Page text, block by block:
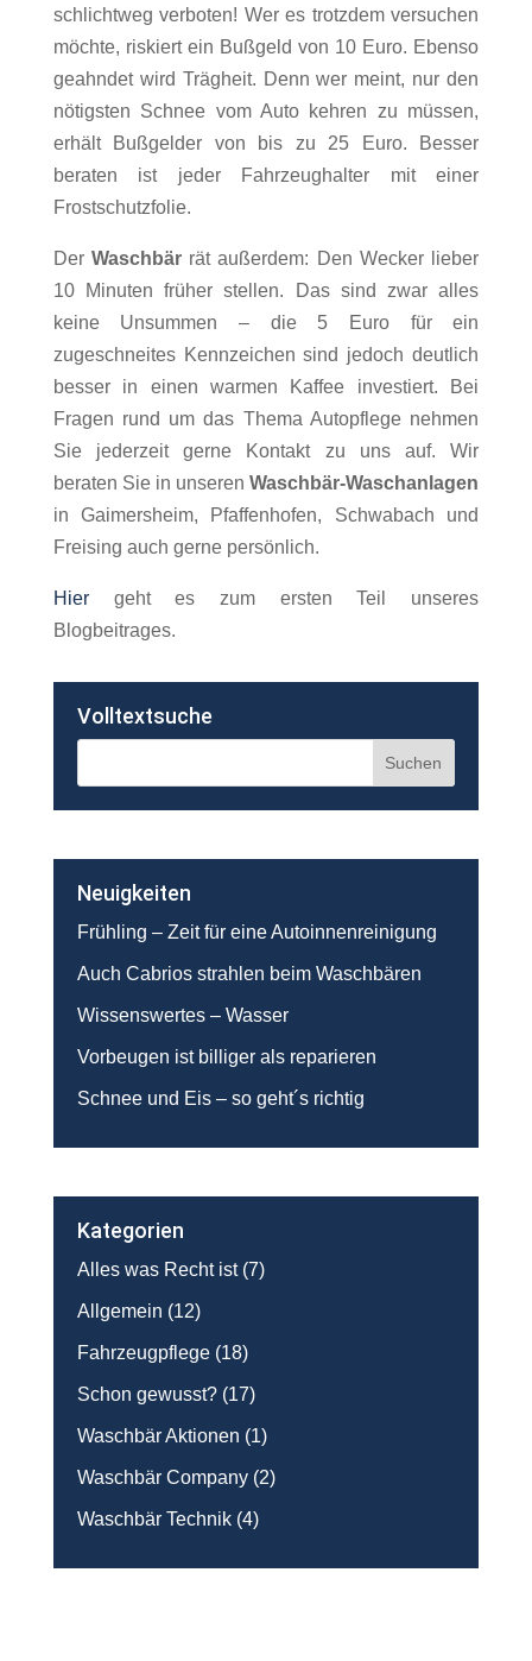
schlichtweg verboten! Wer es trotzdem versuchen
möchte, riskiert ein Bußgeld von 10 Euro. Ebenso
geahndet wird Trägheit. Denn wer meint, nur den
nötigsten Schnee vom Auto kehren zu müssen,
erhält Bußgelder von bis zu 25 Euro. Besser
beraten ist jeder Fahrzeughalter mit einer
Frostschutzfolie.
DerWaschbär rät außerdem: Den Wecker lieber
10 Minuten früher stellen. Das sind zwar alles
keine Unsummen – die 5 Euro für ein
zugeschneites Kennzeichen sind jedoch deutlich
besser in einen warmen Kaffee investiert. Bei
Fragen rund um das Thema Autopflege nehmen
Sie jederzeit gerne Kontakt zu uns auf. Wir
beraten Sie in unserenWaschbär-Waschanlagen
in Gaimersheim, Pfaffenhofen, Schwabach und
Freising auch gerne persönlich.
Hiergeht es zum ersten Teil unseres
Blogbeitrages.
Volltextsuche
Neuigkeiten
Frühling – Zeit für eine Autoinnenreinigung
Auch Cabrios strahlen beim Waschbären
Wissenswertes – Wasser
Vorbeugen ist billiger als reparieren
Schnee und Eis – so geht´s richtig
Kategorien
Alles was Recht ist(7)
Allgemein (12)
Fahrzeugpflege(18)
Schon gewusst?(17)
Waschbär Aktionen (1)
Waschbär Company(2)
Waschbär Technik(4)